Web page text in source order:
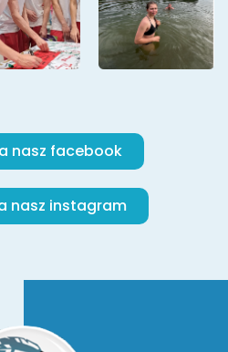
nasz facebook
nasz instagram